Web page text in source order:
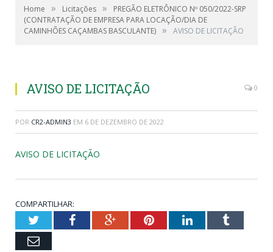
Home » Licitações »
PREGÃO ELETRÔNICO Nº 050/2022-SRP
(CONTRATAÇÃO DE EMPRESA PARA LOCAÇÃO/DIA DE
CAMINHÕES CAÇAMBAS BASCULANTE) » AVISO DE LICITAÇÃO
AVISO DE LICITAÇÃO 0
POR CR2-ADMIN3 EM 6 DE DEZEMBRO DE 2022
AVISO DE LICITAÇÃO
COMPARTILHAR:
TwitterFacebookGoogle+PinterestLinkedInTumblr
Email